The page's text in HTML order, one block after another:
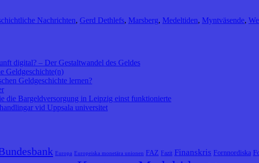
Nachrichten, Gerd Dethlefs, Marsberg, Medeltiden, Myntväsende,
digital? – Der Gestaltwandel des Geldes
Geldgeschichte(n)
Geldgeschichte lernen?
die Bargeldversorgung in Leipzig einst funktionierte
vid Uppsala universitet
Europa Europeiska monetära unionen FAZ Fazit Finanskris Fornnordiska